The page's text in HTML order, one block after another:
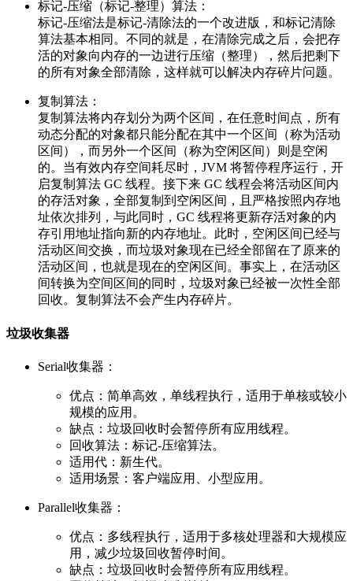
标记-压缩（标记-整理）算法：
标记-压缩法是标记-清除法的一个改进版，和标记清除
算法基本相同。不同的就是，在清除完成之后，会把存
活的对象向内存的一边进行压缩（整理），然后把剩下
的所有对象全部清除，这样就可以解决内存碎片问题。
复制算法：
复制算法将内存划分为两个区间，在任意时间点，所有
动态分配的对象都只能分配在其中一个区间（称为活动
区间），而另外一个区间（称为空闲区间）则是空闲
的。当有效内存空间耗尽时，JVM 将暂停程序运行，开
启复制算法 GC 线程。接下来 GC 线程会将活动区间内
的存活对象，全部复制到空闲区间，且严格按照内存地
址依次排列，与此同时，GC 线程将更新存活对象的内
存引用地址指向新的内存地址。此时，空闲区间已经与
活动区间交换，而垃圾对象现在已经全部留在了原来的
活动区间，也就是现在的空闲区间。事实上，在活动区
间转换为空间区间的同时，垃圾对象已经被一次性全部
回收。复制算法不会产生内存碎片。
垃圾收集器
Serial收集器：
优点：简单高效，单线程执行，适用于单核或较小
规模的应用。
缺点：垃圾回收时会暂停所有应用线程。
回收算法：标记-压缩算法。
适用代：新生代。
适用场景：客户端应用、小型应用。
Parallel收集器：
优点：多线程执行，适用于多核处理器和大规模应
用，减少垃圾回收暂停时间。
缺点：垃圾回收时会暂停所有应用线程。